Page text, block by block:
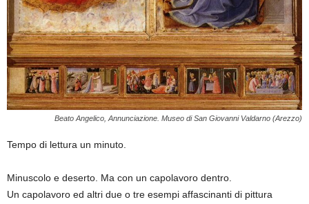
Beato Angelico, Annunciazione. Museo di San Giovanni Valdarno (Arezzo)
Tempo di lettura un minuto.
Minuscolo e deserto. Ma con un capolavoro dentro.
Un capolavoro ed altri due o tre esempi affascinanti di pittura